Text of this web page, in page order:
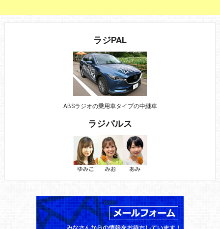
ラジPAL
ABSラジオの乗用車タイプの中継車
ラジパルス